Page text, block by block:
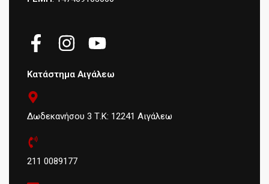
Κατάστημα Αιγάλεω
Δωδεκανήσου 3 Τ.Κ: 12241 Αιγάλεω
211 0089177